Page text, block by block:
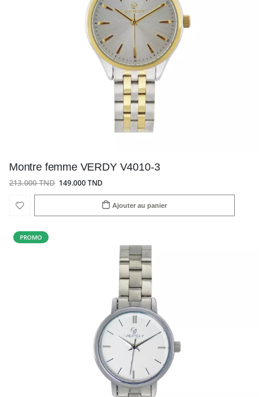
Montre femme VERDY V4010-3
213.000 TND 149.000 TND
Ajouter au panier
PROMO